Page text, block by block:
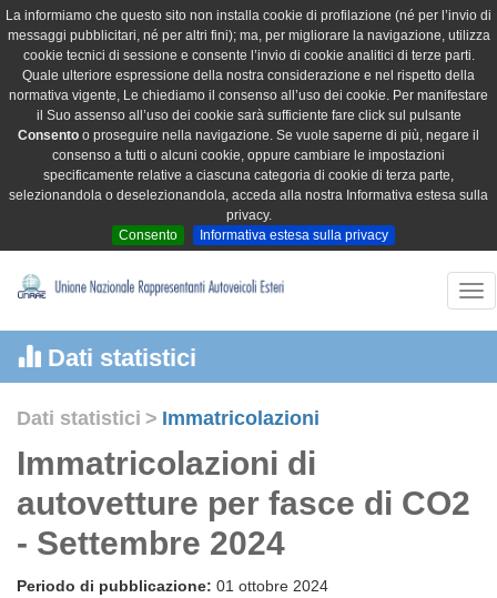
La informiamo che questo sito non installa cookie di profilazione (né per l’invio di
messaggi pubblicitari, né per altri fini); ma, per migliorare la navigazione, utilizza
cookie tecnici di sessione e consente l’invio di cookie analitici di terze parti.
Quale ulteriore espressione della nostra considerazione e nel rispetto della
normativa vigente, Le chiediamo il consenso all’uso dei cookie. Per manifestare
il Suo assenso all’uso dei cookie sarà sufficiente fare click sul pulsante
Consento o proseguire nella navigazione. Se vuole saperne di più, negare il
consenso a tutti o alcuni cookie, oppure cambiare le impostazioni
specificamente relative a ciascuna categoria di cookie di terza parte,
selezionandola o deselezionandola, acceda alla nostra Informativa estesa sulla
privacy.
Consento
Informativa estesa sulla privacy
Dati statistici
Dati statistici > Immatricolazioni
Immatricolazioni di
autovetture per fasce di CO2
- Settembre 2024
Periodo di pubblicazione: 01 ottobre 2024